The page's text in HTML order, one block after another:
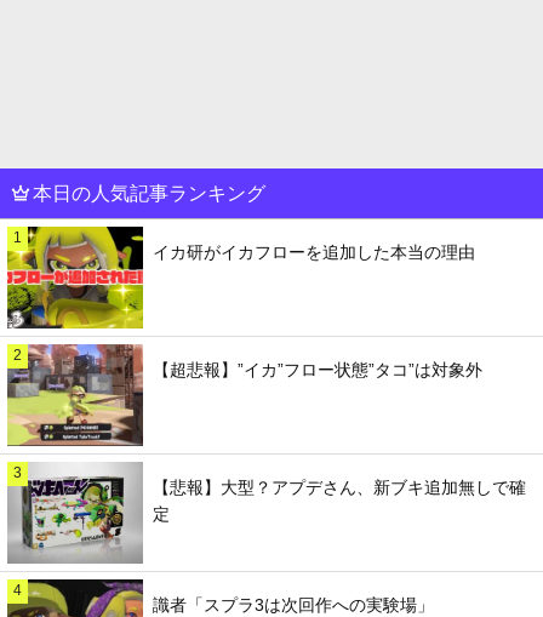
本日の人気記事ランキング
1
イカ研がイカフローを追加した本当の理由
2
【超悲報】”イカ”フロー状態”タコ”は対象外
3
【悲報】大型？アプデさん、新ブキ追加無しで確
定
4
識者「スプラ3は次回作への実験場」